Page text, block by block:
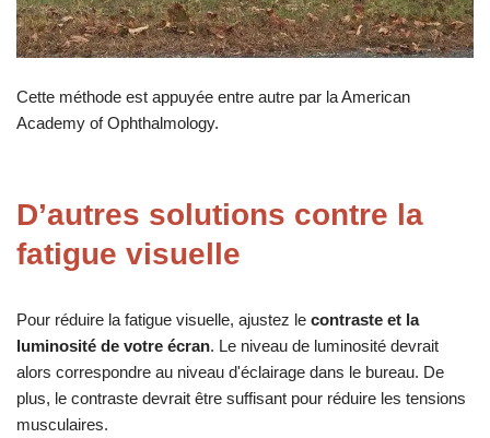
Cette méthode est appuyée entre autre par la American
Academy of Ophthalmology.
D’autres solutions contre la
fatigue visuelle
Pour réduire la fatigue visuelle, ajustez le contraste et la
luminosité de votre écran. Le niveau de luminosité devrait
alors correspondre au niveau d'éclairage dans le bureau. De
plus, le contraste devrait être suffisant pour réduire les tensions
musculaires.